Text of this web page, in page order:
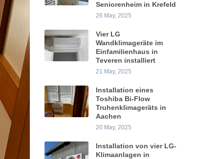
Seniorenheim in Krefeld
26 May, 2025
Vier LG
Wandklimageräte im
Einfamilienhaus in
Teveren installiert
21 May, 2025
Installation eines
Toshiba Bi-Flow
Truhenklimageräts in
Aachen
20 May, 2025
Installation von vier LG-
Klimaanlagen in